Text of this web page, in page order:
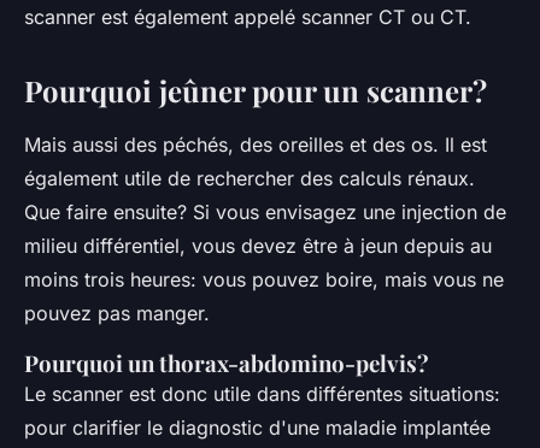
scanner est également appelé scanner CT ou CT.
Pourquoi jeûner pour un scanner?
Mais aussi des péchés, des oreilles et des os. Il est
également utile de rechercher des calculs rénaux.
Que faire ensuite? Si vous envisagez une injection de
milieu différentiel, vous devez être à jeun depuis au
moins trois heures: vous pouvez boire, mais vous ne
pouvez pas manger.
Pourquoi un thorax-abdomino-pelvis?
Le scanner est donc utile dans différentes situations:
pour clarifier le diagnostic d'une maladie implantée